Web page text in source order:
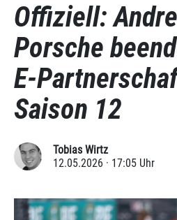
Offiziell:
Porsche
E-
Saison 12
Tobias Wirtz
12.05.2026 · 17:05 Uhr